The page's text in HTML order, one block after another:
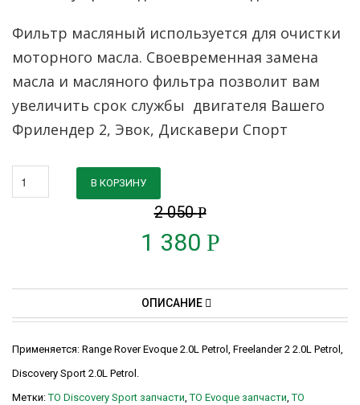
Фильтр масляный используется для очистки
моторного масла. Своевременная замена
масла и масляного фильтра позволит вам
увеличить срок службы двигателя Вашего
Фрилендер 2, Эвок, Дискавери Спорт
2 050Р
1 380 Р
В КОРЗИНУ
ОПИСАНИЕ
Применяется: Range Rover Evoque 2.0L Petrol, Freelander 2 2.0L Petrol,
Discovery Sport 2.0L Petrol.
Метки:ТО Discovery Sport запчасти,ТО Evoque запчасти,ТО